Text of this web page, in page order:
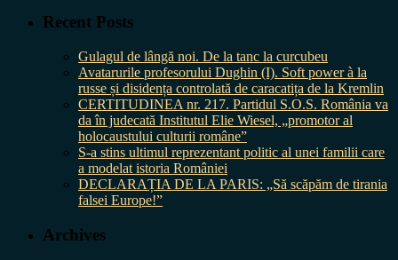
Recent Posts
Gulagul de lângă noi. De la tanc la curcubeu
Avatarurile profesorului Dughin (I). Soft power à la
russe și disidența controlată de caracatița de la Kremlin
CERTITUDINEA nr. 217. Partidul S.O.S. România va
da în judecată Institutul Elie Wiesel, „promotor al
holocaustului culturii române”
S-a stins ultimul reprezentant politic al unei familii care
a modelat istoria României
DECLARAȚIA DE LA PARIS: „Să scăpăm de tirania
falsei Europe!”
Archives